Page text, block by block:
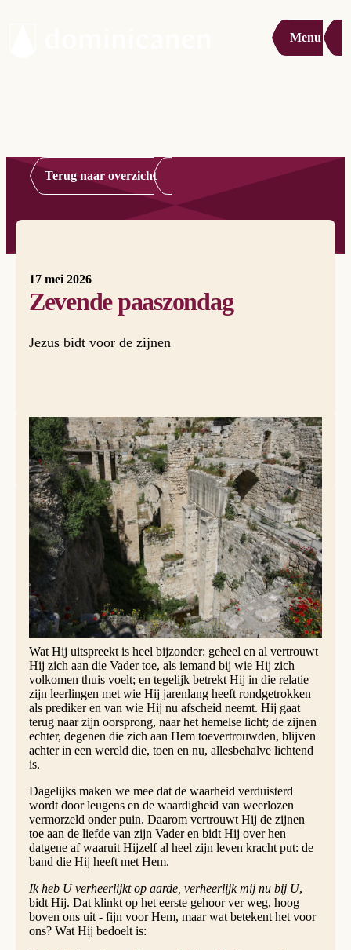
Menu
Terug naar overzicht
17 mei 2026
Zevende paaszondag
Jezus bidt voor de zijnen
Bethesda, Jeruzalem © Lawrence Lew, OP
Terug naar de oorsprong
Wanneer de dood nadert, gebeurt het meer dan eens, dat
een mens om zijn ouders roept; het is of zo iemand op zoek
is naar de geborgenheid van het begin. Je wordt weer kind,
gaat terug naar de oorsprong. In die trant horen we in de
evangelielezing van vandaag, rabbi Jezus. Veel heeft Hij
gezegd tot zijn leerlingen; maar het laatste woord in hun
midden richt Hij tot die Ene van wie hij vandaan komt, in
wie Hij geborgenheid vindt: zijn Vader in de hemel.
Wat Hij uitspreekt is heel bijzonder: geheel en al vertrouwt
Hij zich aan die Vader toe, als iemand bij wie Hij zich
volkomen thuis voelt; en tegelijk betrekt Hij in die relatie
zijn leerlingen met wie Hij jarenlang heeft rondgetrokken
als prediker en van wie Hij nu afscheid neemt. Hij gaat
terug naar zijn oorsprong, naar het hemelse licht; de zijnen
echter, degenen die zich aan Hem toevertrouwden, blijven
achter in een wereld die, toen en nu, allesbehalve lichtend
is.
Dagelijks maken we mee dat de waarheid verduisterd
wordt door leugens en de waardigheid van weerlozen
vermorzeld onder puin. Daarom vertrouwt Hij de zijnen
toe aan de liefde van zijn Vader en bidt Hij over hen
datgene af waaruit Hijzelf al heel zijn leven kracht put: de
band die Hij heeft met Hem.
Ik heb U verheerlijkt op aarde, verheerlijk mij nu bij U,
bidt Hij. Dat klinkt op het eerste gehoor ver weg, hoog
boven ons uit - fijn voor Hem, maar wat betekent het voor
ons? Wat Hij bedoelt is: